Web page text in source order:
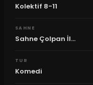
Kolektif 8-11
SAHNE
Sahne Çolpan İl...
TUR
Komedi